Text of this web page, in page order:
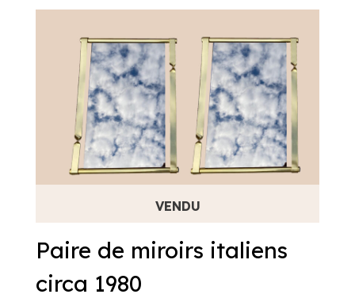
Paire de miroirs italiens
circa 1980